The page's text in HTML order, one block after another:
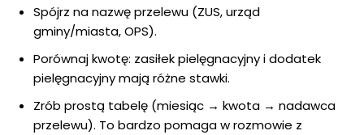
Spójrz na nazwę przelewu (ZUS, urząd
gminy/miasta, OPS).
Porównaj kwotę: zasiłek pielęgnacyjny i dodatek
pielęgnacyjny mają różne stawki.
Zrób prostą tabelę (miesiąc → kwota → nadawca
przelewu). To bardzo pomaga w rozmowie z